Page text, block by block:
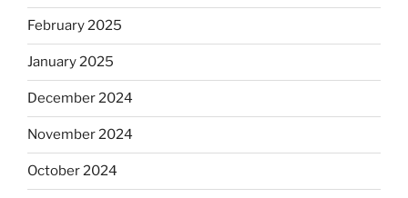
February 2025
January 2025
December 2024
November 2024
October 2024